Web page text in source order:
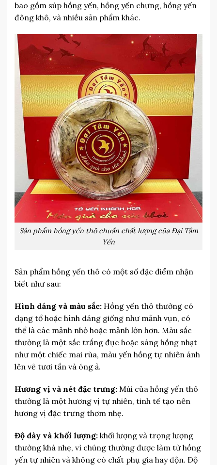
bao gồm súp hồng yến, hồng yến chưng, hồng yến
đông khô, và nhiều sản phẩm khác.
Sản phẩm hồng yến thô chuẩn chất lượng của Đại Tâm
Yến
Sản phẩm hồng yến thô có một số đặc điểm nhận
biết như sau:
Hình dáng và màu sắc: Hồng yến thô thường có
dạng tổ hoặc hình dáng giống như mảnh vụn, có
thể là các mảnh nhỏ hoặc mảnh lớn hơn. Màu sắc
thường là một sắc trắng đục hoặc sáng hồng nhạt
như một chiếc mai rùa, màu yến hồng tự nhiên ánh
lên vẻ tươi tắn và óng ả.
Hương vị và nét đặc trưng: Mùi của hồng yến thô
thường là một hương vị tự nhiên, tinh tế tạo nên
hương vị đặc trưng thơm nhẹ.
Độ dày và khối lượng: khối lượng và trọng lượng
thường khá nhẹ, vì chúng thường được làm từ hồng
yến tự nhiên và không có chất phụ gia hay độn. Độ